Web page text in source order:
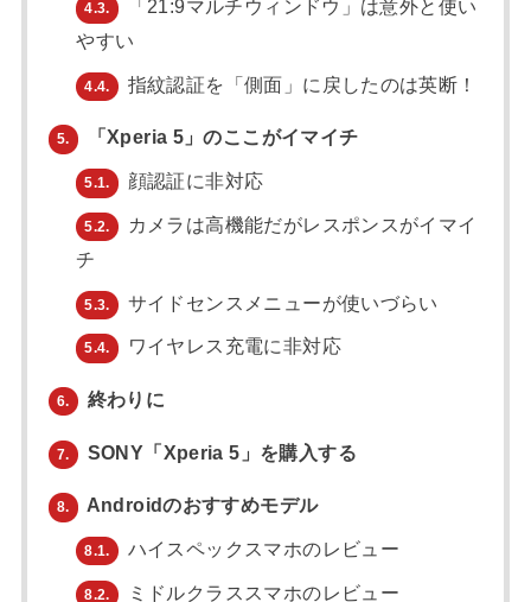
4.3.
「21:9マルチウィンドウ」は意外と使い
やすい
4.4. 指紋認証を「側面」に戻したのは英断！
5. 「Xperia 5」のここがイマイチ
5.1. 顔認証に非対応
5.2.
カメラは高機能だがレスポンスがイマイ
チ
5.3. サイドセンスメニューが使いづらい
5.4. ワイヤレス充電に非対応
6. 終わりに
7. SONY「Xperia 5」を購入する
8. Androidのおすすめモデル
8.1. ハイスペックスマホのレビュー
8.2. ミドルクラススマホのレビュー